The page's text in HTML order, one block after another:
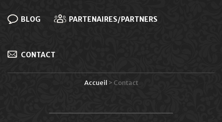
BLOG PARTENAIRES/PARTNERS
CONTACT
Accueil > Contact